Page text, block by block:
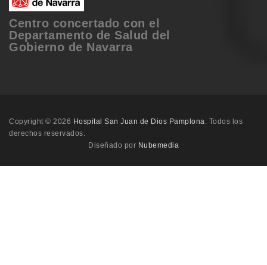
Centro concertado con el
Departamento de Salud del
Gobierno de Navarra
Copyright © 2026 Hospital San Juan de Dios Pamplona. Todos los
derechos reservados.
Diseñado por Nubemedia